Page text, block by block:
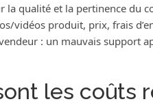
la qualité et la pertinence du
vidéos produit, prix, frais
: un mauvais support
les coûts